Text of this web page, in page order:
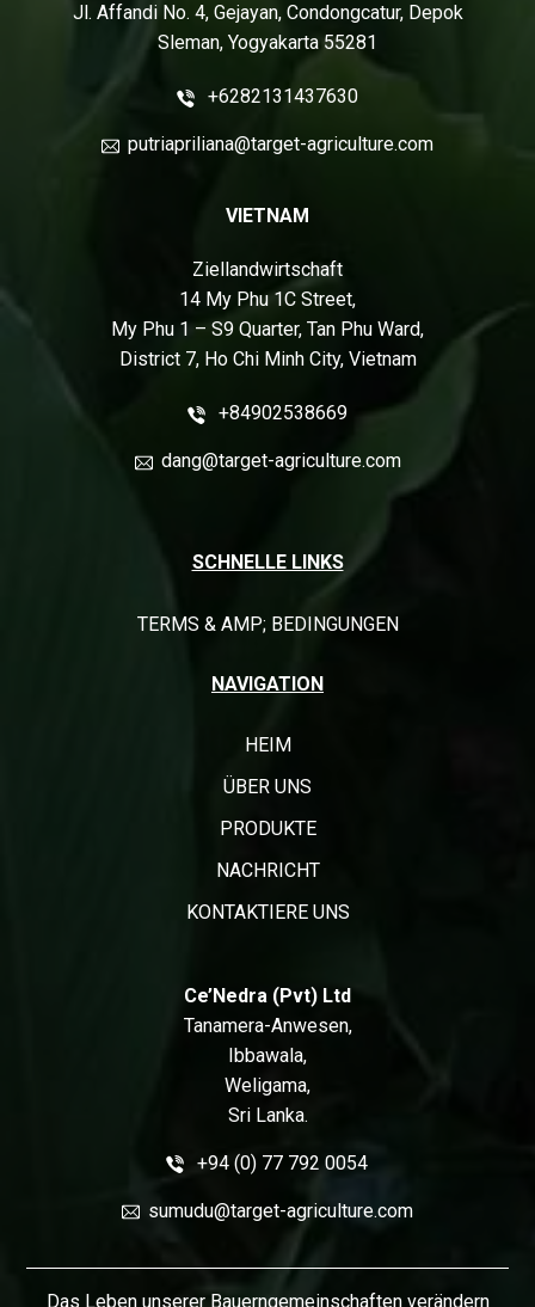
Jl. Affandi No. 4, Gejayan, Condongcatur, Depok
Sleman, Yogyakarta 55281
+6282131437630
putriapriliana@target-agriculture.com
VIETNAM
Ziellandwirtschaft
14 My Phu 1C Street,
My Phu 1 – S9 Quarter, Tan Phu Ward,
District 7, Ho Chi Minh City, Vietnam
+84902538669
dang@target-agriculture.com
SCHNELLE LINKS
TERMS & AMP; BEDINGUNGEN
NAVIGATION
HEIM
ÜBER UNS
PRODUKTE
NACHRICHT
KONTAKTIERE UNS
Ce’Nedra (Pvt) Ltd
Tanamera-Anwesen,
Ibbawala,
Weligama,
Sri Lanka.
+94 (0) 77 792 0054
sumudu@target-agriculture.com
Das Leben unserer Bauerngemeinschaften verändern